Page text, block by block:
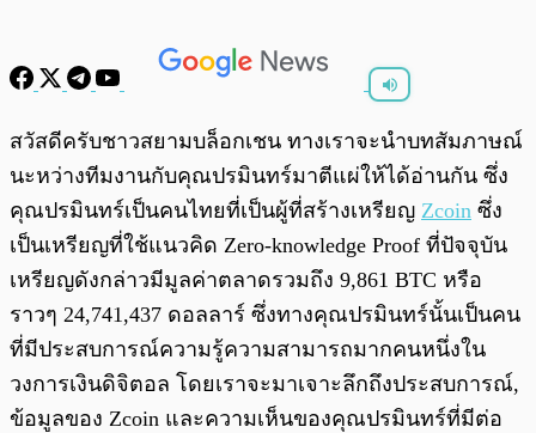
พร้อมเล่น /
สวัสดีครับชาวสยามบล็อกเชน ทางเราจะนำบทสัมภาษณ์
นะหว่างทีมงานกับคุณปรมินทร์มาตีแผ่ให้ได้อ่านกัน ซึ่ง
คุณปรมินทร์เป็นคนไทยที่เป็นผู้ที่สร้างเหรียญ Zcoin ซึ่ง
เป็นเหรียญที่ใช้แนวคิด Zero-knowledge Proof ที่ปัจจุบัน
เหรียญดังกล่าวมีมูลค่าตลาดรวมถึง 9,861 BTC หรือ
ราวๆ 24,741,437 ดอลลาร์ ซึ่งทางคุณปรมินทร์นั้นเป็นคน
ที่มีประสบการณ์ความรู้ความสามารถมากคนหนึ่งใน
วงการเงินดิจิตอล โดยเราจะมาเจาะลึกถึงประสบการณ์,
ข้อมูลของ Zcoin และความเห็นของคุณปรมินทร์ที่มีต่อ